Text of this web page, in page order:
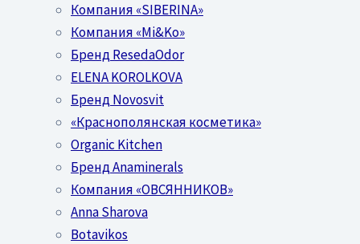
Компания «SIBERINA»
Компания «Mi&Ko»
Бренд ResedaOdor
ELENA KOROLKOVA
Бренд Novosvit
«Краснополянская косметика»
Organic Kitchen
Бренд Anaminerals
Компания «ОВСЯННИКОВ»
Anna Sharova
Botavikos